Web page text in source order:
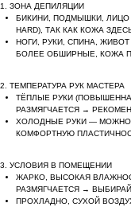
1. ЗОНА ДЕПИЛЯЦИИ
БИКИНИ, ПОДМЫШКИ, ЛИЦО
HARD), ТАК КАК КОЖА
НОГИ, РУКИ, СПИНА, ЖИВОТ
БОЛЕЕ ОБШИРНЫЕ, КОЖА
2. ТЕМПЕРАТУРА РУК МАСТЕРА
ТЁПЛЫЕ РУКИ
РАЗМЯГЧАЕТСЯ →
ХОЛОДНЫЕ РУКИ — МОЖНО
КОМФОРТНУЮ
3. УСЛОВИЯ В ПОМЕЩЕНИИ
ЖАРКО, ВЫСОКАЯ
РАЗМЯГЧАЕТСЯ →
ПРОХЛАДНО, СУХОЙ